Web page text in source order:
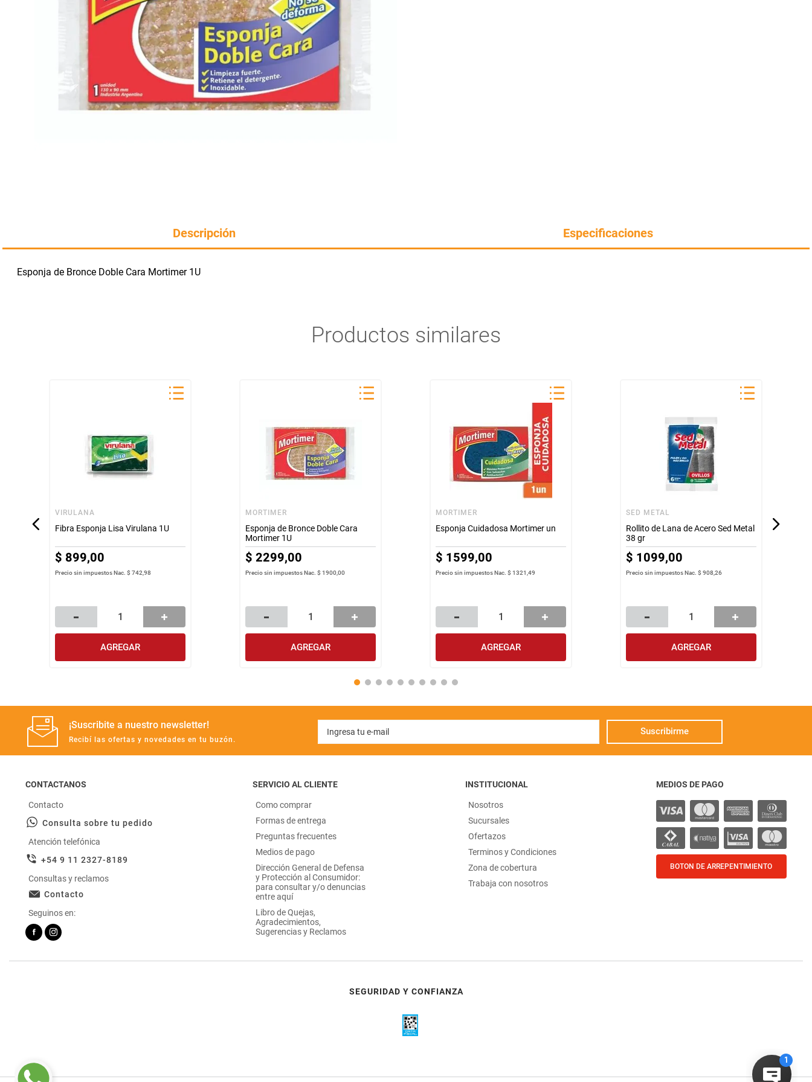
congelados
Descripción Especificaciones
Esponja de Bronce Doble Cara Mortimer 1U
Productos similares
VIRULANA
Fibra Esponja Lisa Virulana 1U
$ 899,00
Precio sin impuestos Nac.$ 742,98
AGREGAR
MORTIMER
Esponja de Bronce Doble Cara
Mortimer 1U
$ 2299,00
Precio sin impuestos Nac.$ 1900,00
AGREGAR
MORTIMER
Esponja Cuidadosa Mortimer un
$ 1599,00
Precio sin impuestos Nac.$ 1321,49
AGREGAR
SED METAL
Rollito de Lana de Acero Sed Metal
38 gr
$ 1099,00
Precio sin impuestos Nac.$ 908,26
AGREGAR
¡Suscribite a nuestro newsletter!
Recibí las ofertas y novedades en tu buzón.
Suscribirme
CONTACTANOS
Contacto
Consulta sobre tu pedido
Atención telefónica
+54 9 11 2327-8189
Consultas y reclamos
Contacto
Seguinos en:
SERVICIO AL CLIENTE
Como comprar
Formas de entrega
Preguntas frecuentes
Medios de pago
Dirección General de Defensa
y Protección al Consumidor:
para consultar y/o denuncias
entre aquí
Libro de Quejas,
Agradecimientos,
Sugerencias y Reclamos
INSTITUCIONAL
Nosotros
Sucursales
Ofertazos
Terminos y Condiciones
Zona de cobertura
Trabaja con nosotros
MEDIOS DE PAGO
BOTON DE ARREPENTIMIENTO
SEGURIDAD Y CONFIANZA
Manteca
Arroz